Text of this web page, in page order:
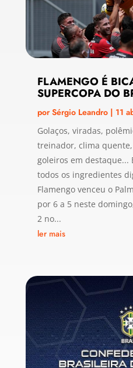
FLAMENGO É
SUPERCOPA DO
porSérgio Leandro| 11
Golaços, viradas,
treinador, clima
goleiros em destaque...
todos os ingredientes
Flamengo venceu o
por 6 a 5 neste
2 no...
ler mais